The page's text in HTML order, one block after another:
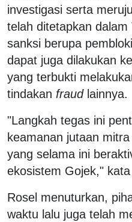
investigasi serta
telah ditetapkan dalam
sanksi berupa
dapat juga dilakukan
yang terbukti
tindakan fraudlainnya.
"Langkah tegas ini
keamanan jutaan
yang selama ini
ekosistem Gojek," kata
Rosel menuturkan,
waktu lalu juga telah